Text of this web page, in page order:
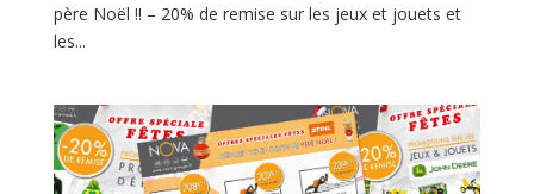
père Noël !! – 20% de remise sur les jeux et jouets et
les...